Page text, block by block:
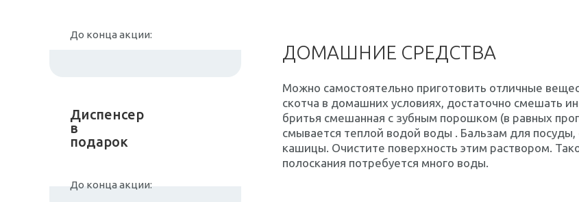
До конца акции:
Диспенсер
в
подарок
До конца акции:
ДОМАШНИЕ СРЕДСТВА
Можно самостоятельно приготовить отличные
скотча в домашних условиях, достаточно смешать
бритья смешанная с зубным порошком (в равных
смывается теплой водой воды . Бальзам для
кашицы. Очистите поверхность этим раствором.
полоскания потребуется много воды.